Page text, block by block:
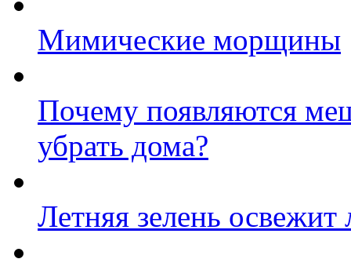
Мимические морщины
Почему появляются
убрать дома?
Летняя зелень освежит